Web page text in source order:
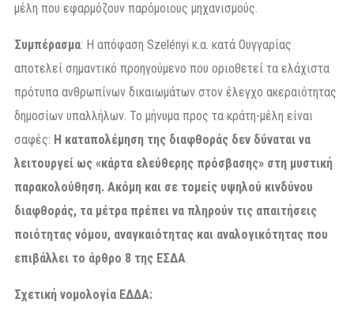
μέλη που εφαρμόζουν παρόμοιους μηχανισμούς.
Συμπέρασμα: Η απόφαση Szelényi κ.α. κατά Ουγγαρίας
αποτελεί σημαντικό προηγούμενο που οριοθετεί τα ελάχιστα
πρότυπα ανθρωπίνων δικαιωμάτων στον έλεγχο ακεραιότητας
δημοσίων υπαλλήλων. Το μήνυμα προς τα κράτη-μέλη είναι
σαφές: Η καταπολέμηση της διαφθοράς δεν δύναται να
λειτουργεί ως «κάρτα ελεύθερης πρόσβασης» στη μυστική
παρακολούθηση. Ακόμη και σε τομείς υψηλού κινδύνου
διαφθοράς, τα μέτρα πρέπει να πληρούν τις απαιτήσεις
ποιότητας νόμου, αναγκαιότητας και αναλογικότητας που
επιβάλλει το άρθρο 8 της ΕΣΔΑ.
Σχετική νομολογία ΕΔΔΑ: